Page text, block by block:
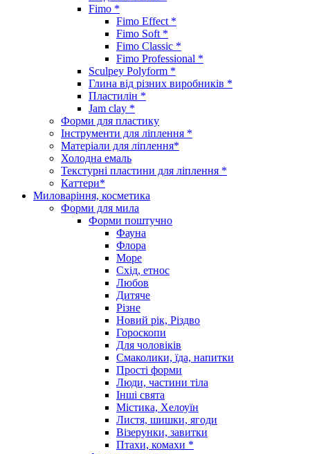
Fimo *
Fimo Effect *
Fimo Soft *
Fimo Classic *
Fimo Professional *
Sculpey Polyform *
Глина від різних виробників *
Пластилін *
Jam clay *
Форми для пластику
Інструменти для ліплення *
Матеріали для ліплення*
Холодна емаль
Текстурні пластини для ліплення *
Каттери*
Миловаріння, косметика
Форми для мила
Форми поштучно
Фауна
Флора
Море
Схід, етнос
Любов
Дитяче
Різне
Новий рік, Різдво
Гороскопи
Для чоловіків
Смаколики, їда, напитки
Прості форми
Люди, частини тіла
Інші свята
Містика, Хелоуїн
Листя, шишки, ягоди
Візерунки, завитки
Птахи, комахи *